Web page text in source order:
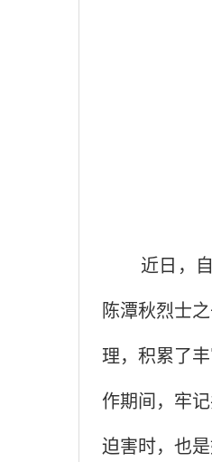
近日，
陈潭秋烈士
理，积累了
作期间，牢
迫害时，也